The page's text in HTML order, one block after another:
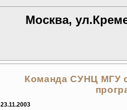
Москва,
Команда СУНЦ МГУ
23.11.2003